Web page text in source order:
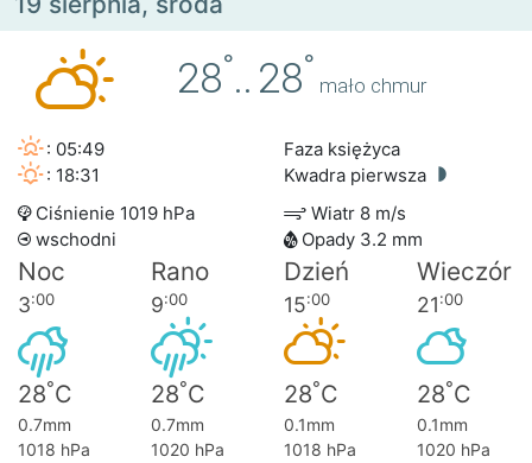
28°.. 28°
mało chmur
: 05:49
: 18:31
Faza księżyca
Kwadra pierwsza
Ciśnienie 1019 hPa
Wiatr 8 m/s
wschodni
Opady 3.2 mm
Noc Rano Dzień Wieczór
3:00 9:00 15:00 21:00
28°C 28°C 28°C 28°C
0.7mm 0.7mm 0.1mm
0.1mm
1018 hPa
1020 hPa 1018 hPa
1020 hPa